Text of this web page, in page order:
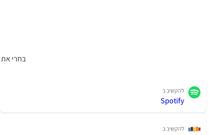
בחרי
להקשיב ב
Spotify
להקשיב ב